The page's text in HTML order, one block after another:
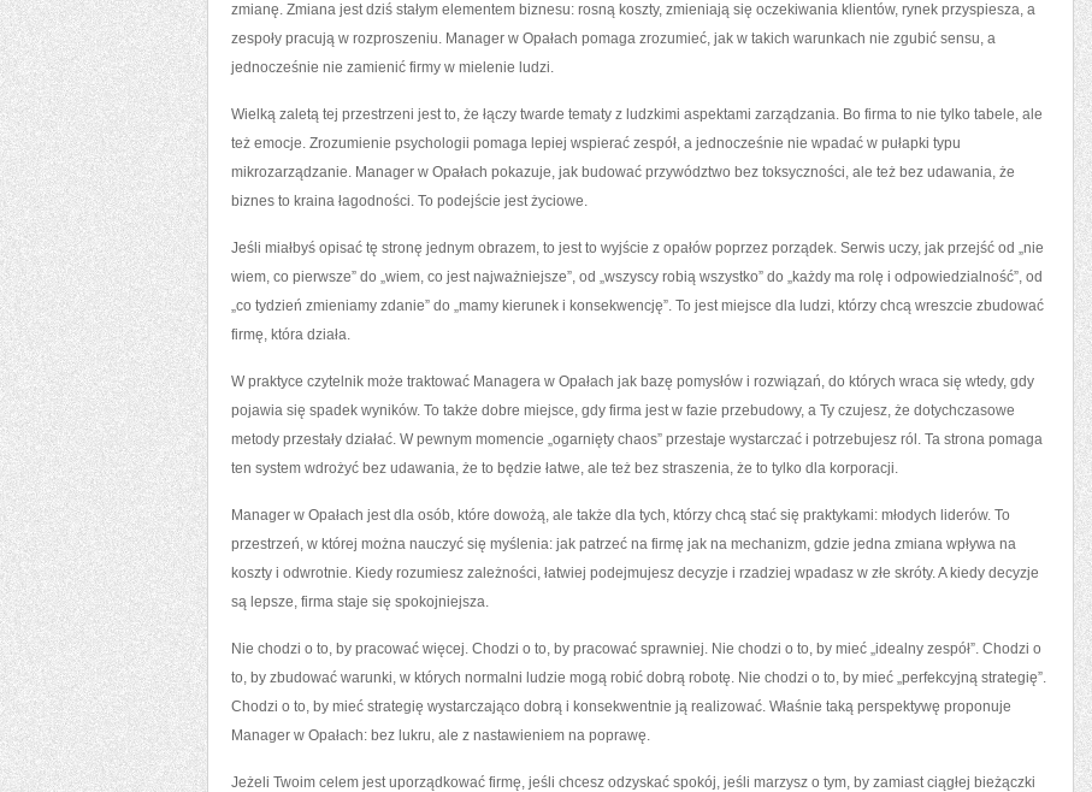
zmianę. Zmiana jest dziś stałym elementem biznesu: rosną koszty, zmieniają się oczekiwania klientów, rynek przyspiesza, a
zespoły pracują w rozproszeniu. Manager w Opałach pomaga zrozumieć, jak w takich warunkach nie zgubić sensu, a
jednocześnie nie zamienić firmy w mielenie ludzi.
Wielką zaletą tej przestrzeni jest to, że łączy twarde tematy z ludzkimi aspektami zarządzania. Bo firma to nie tylko tabele, ale
też emocje. Zrozumienie psychologii pomaga lepiej wspierać zespół, a jednocześnie nie wpadać w pułapki typu
mikrozarządzanie. Manager w Opałach pokazuje, jak budować przywództwo bez toksyczności, ale też bez udawania, że
biznes to kraina łagodności. To podejście jest życiowe.
Jeśli miałbyś opisać tę stronę jednym obrazem, to jest to wyjście z opałów poprzez porządek. Serwis uczy, jak przejść od „nie
wiem, co pierwsze” do „wiem, co jest najważniejsze”, od „wszyscy robią wszystko” do „każdy ma rolę i odpowiedzialność”, od
„co tydzień zmieniamy zdanie” do „mamy kierunek i konsekwencję”. To jest miejsce dla ludzi, którzy chcą wreszcie zbudować
firmę, która działa.
W praktyce czytelnik może traktować Managera w Opałach jak bazę pomysłów i rozwiązań, do których wraca się wtedy, gdy
pojawia się spadek wyników. To także dobre miejsce, gdy firma jest w fazie przebudowy, a Ty czujesz, że dotychczasowe
metody przestały działać. W pewnym momencie „ogarnięty chaos” przestaje wystarczać i potrzebujesz ról. Ta strona pomaga
ten system wdrożyć bez udawania, że to będzie łatwe, ale też bez straszenia, że to tylko dla korporacji.
Manager w Opałach jest dla osób, które dowożą, ale także dla tych, którzy chcą stać się praktykami: młodych liderów. To
przestrzeń, w której można nauczyć się myślenia: jak patrzeć na firmę jak na mechanizm, gdzie jedna zmiana wpływa na
koszty i odwrotnie. Kiedy rozumiesz zależności, łatwiej podejmujesz decyzje i rzadziej wpadasz w złe skróty. A kiedy decyzje
są lepsze, firma staje się spokojniejsza.
Nie chodzi o to, by pracować więcej. Chodzi o to, by pracować sprawniej. Nie chodzi o to, by mieć „idealny zespół”. Chodzi o
to, by zbudować warunki, w których normalni ludzie mogą robić dobrą robotę. Nie chodzi o to, by mieć „perfekcyjną strategię”.
Chodzi o to, by mieć strategię wystarczająco dobrą i konsekwentnie ją realizować. Właśnie taką perspektywę proponuje
Manager w Opałach: bez lukru, ale z nastawieniem na poprawę.
Jeżeli Twoim celem jest uporządkować firmę, jeśli chcesz odzyskać spokój, jeśli marzysz o tym, by zamiast ciągłej bieżączki